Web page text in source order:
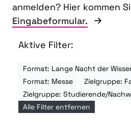
anmelden? Hier kommen
Eingabeformular.
Aktive Filter:
Format: Lange Nacht der
Format: Messe
Zielgruppe:
Zielgruppe: Studierende/
Alle Filter entfernen